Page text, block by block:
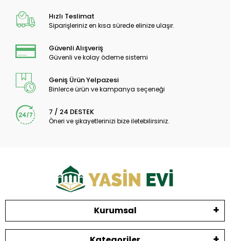
Hızlı Teslimat
Siparişleriniz en kısa sürede elinize ulaşır.
Güvenli Alışveriş
Güvenli ve kolay ödeme sistemi
Geniş Ürün Yelpazesi
Binlerce ürün ve kampanya seçeneği
7 / 24 DESTEK
Öneri ve şikayetlerinizi bize iletebilirsiniz.
Kurumsal